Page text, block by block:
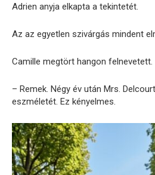
Adrien anyja elkapta a tekintetét.
Az az egyetlen szivárgás mindent
Camille megtört hangon felnevetett.
– Remek. Négy év után Mrs.
eszméletét. Ez kényelmes.